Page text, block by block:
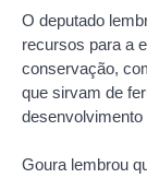
O deputado
recursos para a
conservação,
que sirvam de
desenvolvimento
Goura lembrou